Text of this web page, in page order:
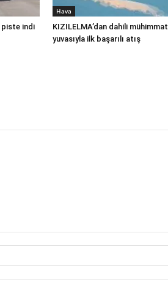
piste indi
Hava
KIZILELMA’dan dahili mühimmat
yuvasıyla ilk başarılı atış